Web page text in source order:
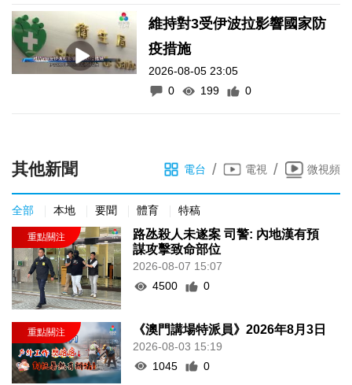
維持對3受伊波拉影響國家防
疫措施
2026-08-05 23:05
0
199 0
其他新聞 電台 / 電視 / 微視頻
全部 本地 要聞 體育 特稿
路氹殺人未遂案 司警: 內地漢有預
謀攻擊致命部位
2026-08-07 15:07
4500
0
《澳門講場特派員》2026年8月3日
2026-08-03 15:19
1045
0